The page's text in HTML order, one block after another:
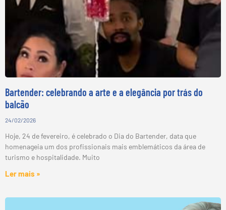
Bartender: celebrando a arte e a elegância por trás do
balcão
24/02/2026
Hoje, 24 de fevereiro, é celebrado o Dia do Bartender, data que
homenageia um dos profissionais mais emblemáticos da área de
turismo e hospitalidade. Muito
Ler mais »